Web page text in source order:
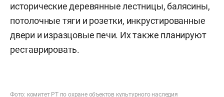
исторические деревянные лестницы, балясины,
потолочные тяги и розетки, инкрустированные
двери и изразцовые печи. Их также планируют
реставрировать.
Фото: комитет РТпо охране объектов культурного наследия